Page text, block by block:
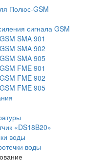
Полюс-GSM
сигнала GSM
SMA 901
SMA 902
SMA 905
FME 901
FME 902
FME 905
«DS18B20»
воды
воды